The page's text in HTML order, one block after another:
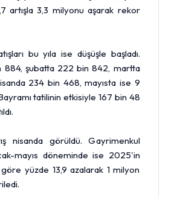
artışla 3,3 milyonu aşarak rekor
bu yıla ise düşüşle başladı.
884, şubatta 222 bin 842, martta
234 bin 468, mayısta ise 9
tatilinin etkisiyle 167 bin 48
nisanda görüldü. Gayrimenkul
mayıs döneminde ise 2025'in
yüzde 13,9 azalarak 1 milyon